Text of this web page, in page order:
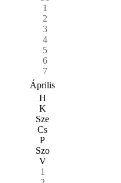
1
2
3
4
5
6
7
Április
H
K
Sze
Cs
P
Szo
V
1